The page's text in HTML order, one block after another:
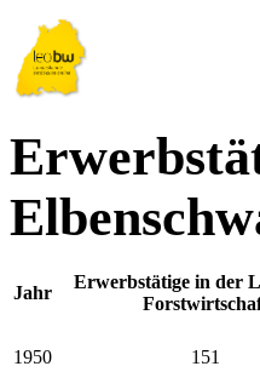
Jahr
Erwerbstätige in der
1950 151